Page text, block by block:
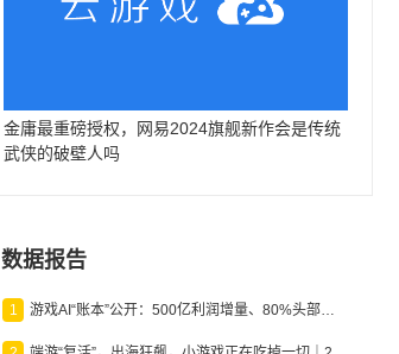
金庸最重磅授权，网易2024旗舰新作会是传统
武侠的破壁人吗
数据报告
1 游戏AI“账本”公开：500亿利润增量、80%头部入局，谁在闷声发财？